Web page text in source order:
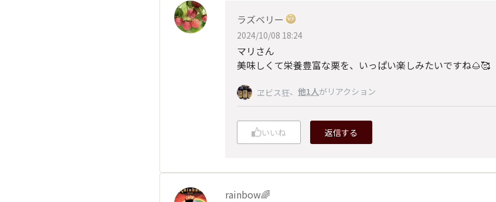
ラズベリー
2024/10/08 18:24
マリさん
美味しくて栄養豊富な栗を、いっぱい楽しみたいですね🌰🥰
ヱビス狂、 他1人がリアクション
いいね 返信する
rainbow🌈